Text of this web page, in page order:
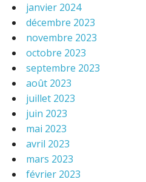
janvier 2024
décembre 2023
novembre 2023
octobre 2023
septembre 2023
août 2023
juillet 2023
juin 2023
mai 2023
avril 2023
mars 2023
février 2023